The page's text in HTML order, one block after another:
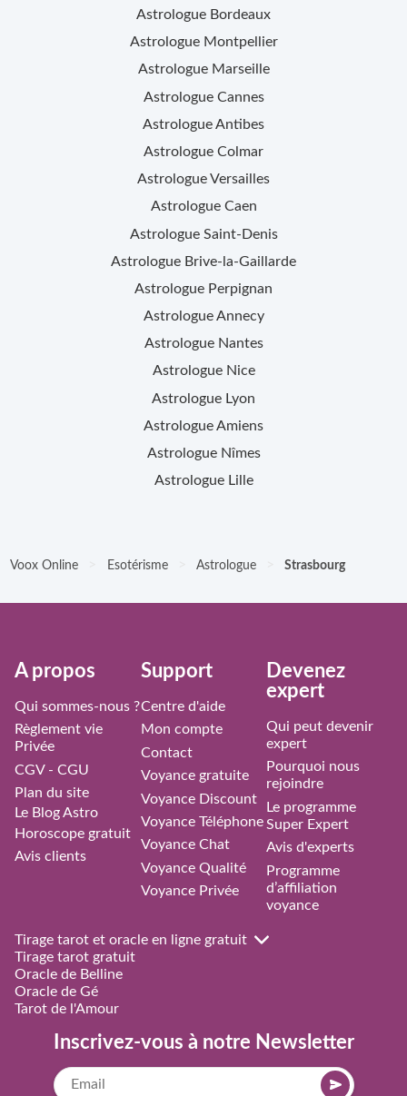
Astrologue Bordeaux
Astrologue Montpellier
Astrologue Marseille
Astrologue Cannes
AstrologueAntibes
Astrologue Colmar
AstrologueVersailles
Astrologue Caen
Astrologue Saint-Denis
Astrologue Brive-la-Gaillarde
Astrologue Perpignan
AstrologueAnnecy
Astrologue Nantes
Astrologue Nice
Astrologue Lyon
AstrologueAmiens
Astrologue Nîmes
Astrologue Lille
Voox Online Esotérisme Astrologue Strasbourg
À propos
Qui sommes-nous ?
Règlement vie
Privée
CGV - CGU
Plan du site
Le Blog Astro
Horoscope gratuit
Avis clients
Support
Centre d'aide
Mon compte
Contact
Voyance gratuite
Voyance Discount
Voyance Téléphone
Voyance Chat
Voyance Qualité
Voyance Privée
Devenez
expert
Qui peut devenir
expert
Pourquoi nous
rejoindre
Le programme
Super Expert
Avis d'experts
Programme
d’affiliation
voyance
Tirage tarot et oracle en ligne gratuit
Tirage tarot gratuit
Oracle de Belline
Oracle de Gé
Tarot de l'Amour
Inscrivez-vous à notre Newsletter